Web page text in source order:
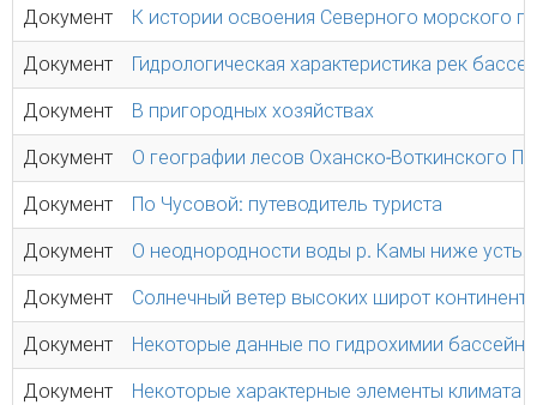
Документ К истории освоения Северного морского
Документ Гидрологическая характеристика рек
Документ В пригородных хозяйствах
Документ О географии лесов Оханско-Воткинского
Документ По Чусовой: путеводитель туриста
Документ О неоднородности воды р. Камы ниже
Документ Солнечный ветер высоких широт
Документ Некоторые данные по гидрохимии
Документ Некоторые характерные элементы климата